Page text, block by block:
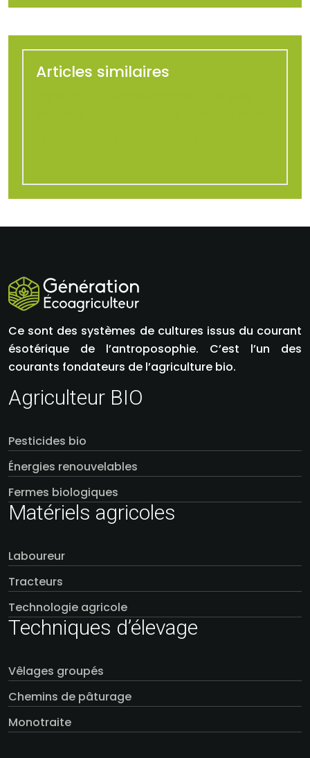
Articles similaires
Ce sont des systèmes de cultures issus du courant
ésotérique de l’antroposophie. C’est l’un des
courants fondateurs de l’agriculture bio.
Agriculteur BIO
Pesticides bio
Énergies renouvelables
Fermes biologiques
Matériels agricoles
Laboureur
Tracteurs
Technologie agricole
Techniques d’élevage
Vêlages groupés
Chemins de pâturage
Monotraite